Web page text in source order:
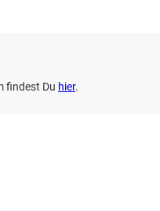
findest Du hier.